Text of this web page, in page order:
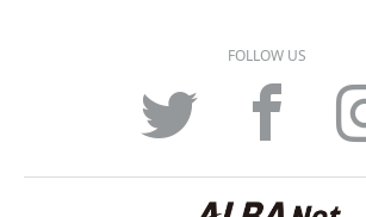
FOLLOW US
Facebook Instagram